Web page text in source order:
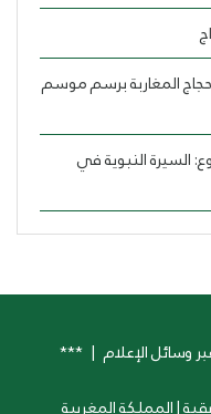
المغاربة برسم موسم
النبوية في
وسائل الإعلام |
***
| المملكة المغربية